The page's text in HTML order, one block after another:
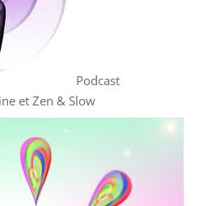
Podcast
et Zen & Slow